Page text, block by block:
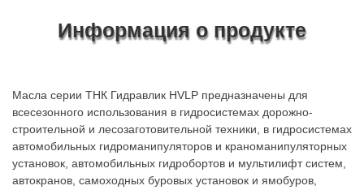
Информация о продукте
Масла серии ТНК Гидравлик HVLP предназначены для
всесезонного использования в гидросистемах дорожно-
строительной и лесозаготовительной техники, в гидросистемах
автомобильных гидроманипуляторов и краноманипуляторных
установок, автомобильных гидробортов и мультилифт систем,
автокранов, самоходных буровых установок и ямобуров,